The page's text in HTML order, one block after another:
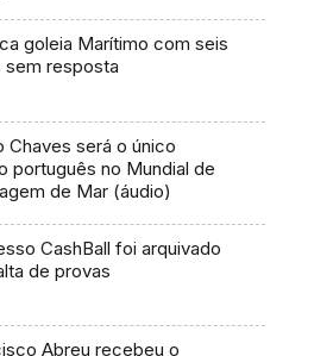
goleia Marítimo com seis
sem resposta
Chaves será o único
português no Mundial de
de Mar (áudio)
CashBall foi arquivado
de provas
Abreu recebeu o